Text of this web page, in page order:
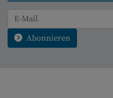
Abonnieren